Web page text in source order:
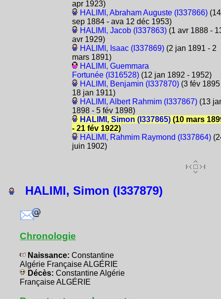
apr 1923)
HALIMI, Abraham Auguste (I337866)(14
sep 1884 - ava 12 déc 1953)
HALIMI, Jacob (I337863)(1 avr 1888 -
avr 1929)
HALIMI, Isaac (I337869)(2 jan 1891 - 2
mars 1891)
HALIMI, Guemmara
Fortunée (I316528)(12 jan 1892 - 1952)
HALIMI, Benjamin (I337870)(3 fév 1895
18 jan 1911)
HALIMI, Albert Rahmim (I337867)(13
1898 - 5 fév 1898)
HALIMI, Simon (I337865)(10 mars
- 21 fév 1922)
HALIMI, Rahmim Raymond (I337864)
juin 1902)
HALIMI, Simon (I337879)
Chronologie
Naissance: Constantine
Algérie Française ALGÉRIE
Décès: Constantine Algérie
Française ALGÉRIE